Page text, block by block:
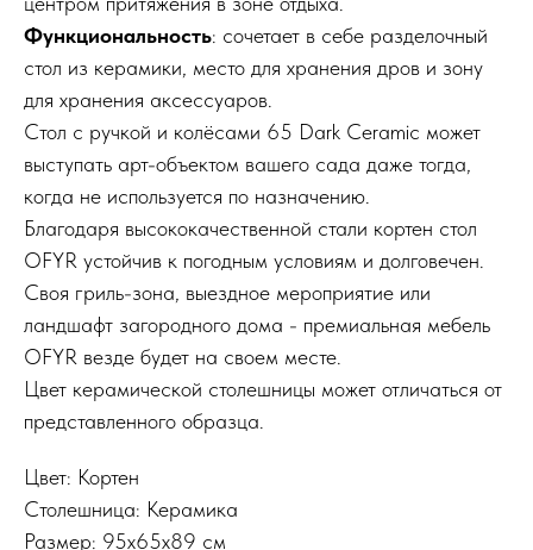
Функциональность: сочетает в себе разделочный
стол из керамики, место для хранения дров и зону
для хранения аксессуаров.
Стол с ручкой и колёсами 65 Dark Ceramic может
выступать арт-объектом вашего сада даже тогда,
когда не используется по назначению.
Благодаря высококачественной стали кортен стол
OFYR устойчив к погодным условиям и долговечен.
Своя гриль-зона, выездное мероприятие или
ландшафт загородного дома - премиальная мебель
OFYR везде будет на своем месте.
Цвет керамической столешницы может отличаться от
представленного образца.
Цвет: Кортен
Столешница: Керамика
Размер: 95x65x89 см